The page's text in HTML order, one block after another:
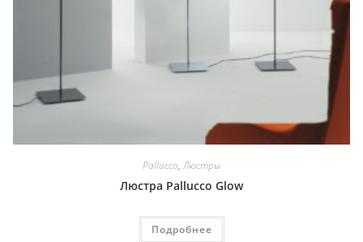
Pallucco,Люстры
Люстра Pallucco Glow
Подробнее